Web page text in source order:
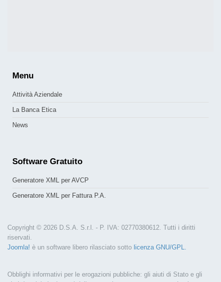
Menu
Attività Aziendale
La Banca Etica
News
Software Gratuito
Generatore XML per AVCP
Generatore XML per Fattura P.A.
Copyright © 2026 D.S.A. S.r.l. - P. IVA: 02770380612. Tutti i diritti
riservati.
Joomla! è un software libero rilasciato sotto licenza GNU/GPL.
Obblighi informativi per le erogazioni pubbliche: gli aiuti di Stato e gli